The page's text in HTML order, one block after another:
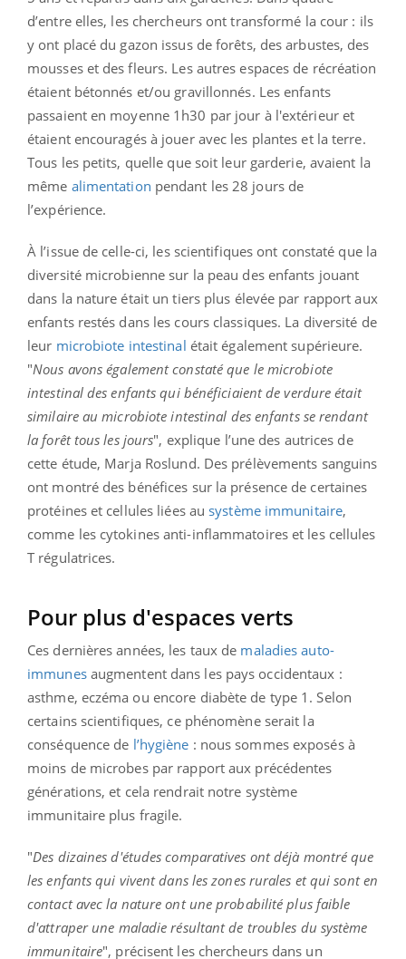
d’entre elles, les chercheurs ont transformé la cour : ils
y ont placé du gazon issus de forêts, des arbustes, des
mousses et des fleurs. Les autres espaces de récréation
étaient bétonnés et/ou gravillonnés. Les enfants
passaient en moyenne 1h30 par jour à l'extérieur et
étaient encouragés à jouer avec les plantes et la terre.
Tous les petits, quelle que soit leur garderie, avaient la
même alimentation pendant les 28 jours de
l’expérience.
À l’issue de celle-ci, les scientifiques ont constaté que la
diversité microbienne sur la peau des enfants jouant
dans la nature était un tiers plus élevée par rapport aux
enfants restés dans les cours classiques. La diversité de
leur microbiote intestinal était également supérieure.
"Nous avons également constaté que le microbiote
intestinal des enfants qui bénéficiaient de verdure était
similaire au microbiote intestinal des enfants se rendant
la forêt tous les jours", explique l’une des autrices de
cette étude, Marja Roslund. Des prélèvements sanguins
ont montré des bénéfices sur la présence de certaines
protéines et cellules liées ausystème immunitaire,
comme les cytokines anti-inflammatoires et les cellules
T régulatrices.
Pour plus d'espaces verts
Ces dernières années, les taux de maladies auto-
immunesaugmentent dans les pays occidentaux :
asthme, eczéma ou encore diabète de type 1. Selon
certains scientifiques, ce phénomène serait la
conséquence de l’hygiène : nous sommes exposés à
moins de microbes par rapport aux précédentes
générations, et cela rendrait notre système
immunitaire plus fragile.
"Des dizaines d'études comparatives ont déjà montré que
les enfants qui vivent dans les zones rurales et qui sont en
contact avec la nature ont une probabilité plus faible
d'attraper une maladie résultant de troubles du système
immunitaire", précisent les chercheurs dans un